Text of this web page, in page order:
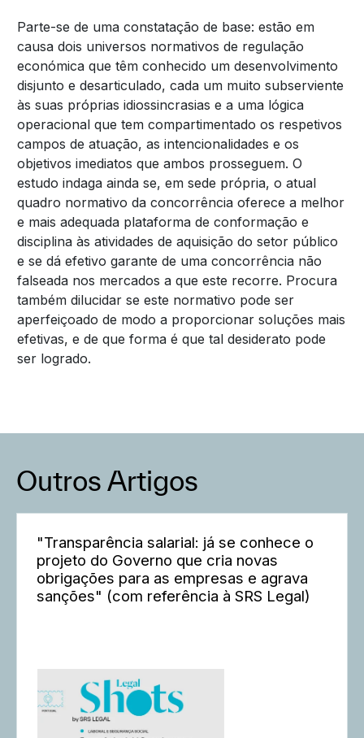
Parte-se de uma constatação de base: estão em
causa dois universos normativos de regulação
económica que têm conhecido um desenvolvimento
disjunto e desarticulado, cada um muito subserviente
às suas próprias idiossincrasias e a uma lógica
operacional que tem compartimentado os respetivos
campos de atuação, as intencionalidades e os
objetivos imediatos que ambos prosseguem. O
estudo indaga ainda se, em sede própria, o atual
quadro normativo da concorrência oferece a melhor
e mais adequada plataforma de conformação e
disciplina às atividades de aquisição do setor público
e se dá efetivo garante de uma concorrência não
falseada nos mercados a que este recorre. Procura
também dilucidar se este normativo pode ser
aperfeiçoado de modo a proporcionar soluções mais
efetivas, e de que forma é que tal desiderato pode
ser logrado.
Outros Artigos
"Transparência salarial: já se conhece o
projeto do Governo que cria novas
obrigações para as empresas e agrava
sanções" (com referência à SRS Legal)